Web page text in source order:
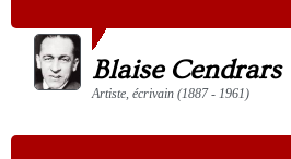
Blaise Cendrars
Artiste, écrivain (1887 - 1961)